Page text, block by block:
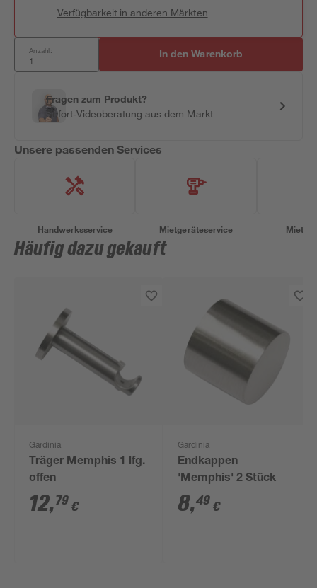
Verfügbarkeit in anderen Märkten
Anzahl: In den Warenkorb
Fragen zum Produkt?
Sofort-Videoberatung aus dem Markt
Unsere passenden Services
Handwerksservice Mietgeräteservice
Häufig dazu gekauft
Gardinia
Träger Memphis 1 lfg.
offen
12,79 €
Gardinia
Endkappen
'Memphis' 2 Stück
8,49 €